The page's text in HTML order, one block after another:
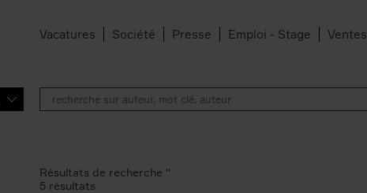
Vacatures Société Presse Emploi - Stage Ventes
Résultats de recherche ''
5 résultats